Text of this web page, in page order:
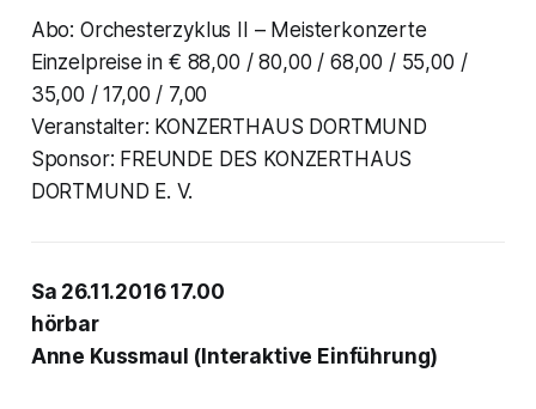
Abo: Orchesterzyklus II – Meisterkonzerte
Einzelpreise in € 88,00 / 80,00 / 68,00 / 55,00 /
35,00 / 17,00 / 7,00
Veranstalter: KONZERTHAUS DORTMUND
Sponsor: FREUNDE DES KONZERTHAUS
DORTMUND E. V.
Sa 26.11.2016 17.00
hörbar
Anne Kussmaul (Interaktive Einführung)